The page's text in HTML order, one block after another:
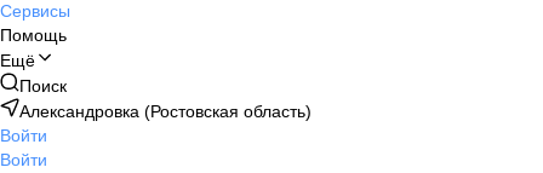
Сервисы
Помощь
Ещё
Поиск
Александровка (Ростовская область)
Войти
Войти